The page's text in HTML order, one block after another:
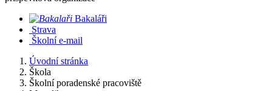
Bakaláři
Strava
Školní e-mail
Úvodní stránka
Škola
Školní poradenské pracoviště